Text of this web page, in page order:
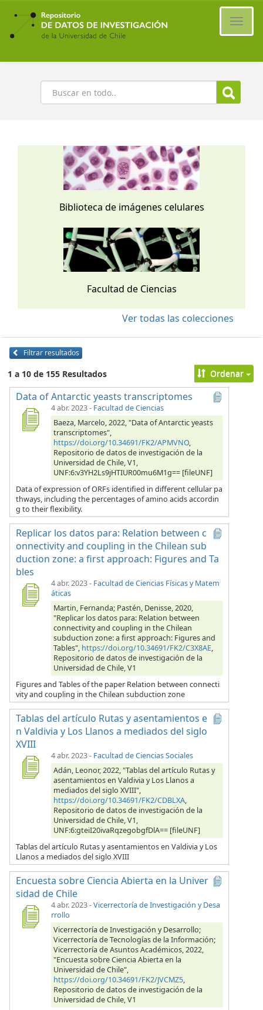
Ir
contenido
principal
Buscar
Biblioteca de imágenes celulares
Facultad de Ciencias
Ver todas las colecciones
Filtrar resultados
1 a 10 de 155 Resultados Ordenar
Data of Antarctic yeasts transcriptomes
4 abr. 2023- Facultad de Ciencias
Baeza, Marcelo, 2022, "Data of Antarctic yeasts
transcriptomes",
https://doi.org/10.34691/FK2/APMVNO,
Repositorio de datos de investigación de la
Universidad de Chile, V1,
UNF:6:v3YH2Ls9jHTIUR00mu6M1g== [fileUNF]
Data of expression of ORFs identified in different cellular pa
thways, including the percentages of amino acids accordin
g to their flexibility.
Replicar los datos para: Relation between c
onnectivity and coupling in the Chilean sub
duction zone: a first approach: Figures and Ta
bles
4 abr. 2023- Facultad de Ciencias Físicas y Matem
áticas
Martin, Fernanda; Pastén, Denisse, 2020,
"Replicar los datos para: Relation between
connectivity and coupling in the Chilean
subduction zone: a first approach: Figures and
Tables", https://doi.org/10.34691/FK2/C3X8AE,
Repositorio de datos de investigación de la
Universidad de Chile, V1
Figures and Tables of the paper Relation between connecti
vity and coupling in the Chilean subduction zone
Tablas del artículo Rutas y asentamientos e
n Valdivia y Los Llanos a mediados del siglo
XVIII
4 abr. 2023- Facultad de Ciencias Sociales
Adán, Leonor, 2022, "Tablas del artículo Rutas y
asentamientos en Valdivia y Los Llanos a
mediados del siglo XVIII",
https://doi.org/10.34691/FK2/CDBLXA,
Repositorio de datos de investigación de la
Universidad de Chile, V1,
UNF:6:gteiI20ivaRqzegobgfDlA== [fileUNF]
Tablas del artículo Rutas y asentamientos en Valdivia y Los
Llanos a mediados del siglo XVIII
Encuesta sobre Ciencia Abierta en la Univer
sidad de Chile
4 abr. 2023-Vicerrectoría de Investigación y Desa
rrollo
Vicerrectoría de Investigación y Desarrollo;
Vicerrectoría de Tecnologías de la Información;
Vicerrectoría de Asuntos Académicos, 2022,
"Encuesta sobre Ciencia Abierta en la
Universidad de Chile",
https://doi.org/10.34691/FK2/JVCMZ5,
Repositorio de datos de investigación de la
Universidad de Chile, V1